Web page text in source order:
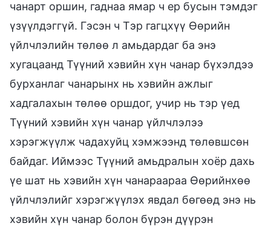
чанарт оршин, гаднаа ямар ч ер бусын тэмдэг
үзүүлдэггүй. Гэсэн ч Тэр гагцхүү Өөрийн
үйлчлэлийн төлөө л амьдардаг ба энэ
хугацаанд Түүний хэвийн хүн чанар бүхэлдээ
бурханлаг чанарынх нь хэвийн ажлыг
хадгалахын төлөө оршдог, учир нь тэр үед
Түүний хэвийн хүн чанар үйлчлэлээ
хэрэгжүүлж чадахуйц хэмжээнд төлөвшсөн
байдаг. Иймээс Түүний амьдралын хоёр дахь
үе шат нь хэвийн хүн чанараараа Өөрийнхөө
үйлчлэлийг хэрэгжүүлэх явдал бөгөөд энэ нь
хэвийн хүн чанар болон бүрэн дүүрэн